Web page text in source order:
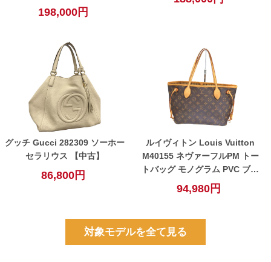
198,000円
グッチ Gucci 282309 ソーホー
セラリウス 【中古】
86,800円
ルイヴィトン Louis Vuitton
M40155 ネヴァーフルPM トー
トバッグ モノグラム PVC ブラ
ウン レディース 【中古】
94,980円
対象モデルを全て見る